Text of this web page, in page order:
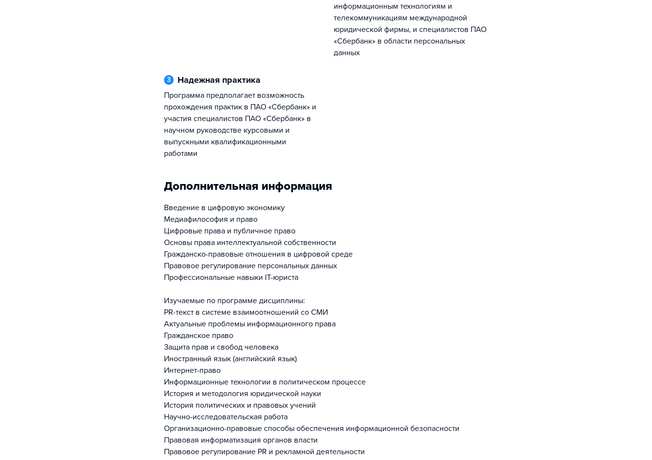
информационным технологиям и
телекоммуникациям международной
юридической фирмы, и специалистов ПАО
«Сбербанк» в области персональных
данных
3 Надежная практика
Программа предполагает возможность
прохождения практик в ПАО «Сбербанк» и
участия специалистов ПАО «Сбербанк» в
научном руководстве курсовыми и
выпускными квалификационными
работами
Дополнительная информация
Введение в цифровую экономику
Медиафилософия и право
Цифровые права и публичное право
Основы права интеллектуальной собственности
Гражданско-правовые отношения в цифровой среде
Правовое регулирование персональных данных
Профессиональные навыки IT-юриста
Изучаемые по программе дисциплины:
PR-текст в системе взаимоотношений со СМИ
Актуальные проблемы информационного права
Гражданское право
Защита прав и свобод человека
Иностранный язык (английский язык)
Интернет-право
Информационные технологии в политическом процессе
История и методология юридической науки
История политических и правовых учений
Научно-исследовательская работа
Организационно-правовые способы обеспечения информационной безопасности
Правовая информатизация органов власти
Правовое регулирование PR и рекламной деятельности